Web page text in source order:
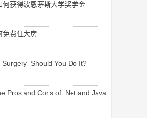
何获得波恩茅斯大学奖学金
免费住大房
 Should You Do It?
Pros and Cons of .Net and Java